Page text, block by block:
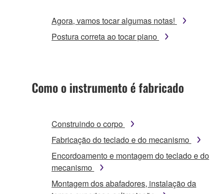
Agora, vamos tocar algumas notas!
Postura correta ao tocar piano
Como o instrumento é fabricado
Construindo o corpo
Fabricação do teclado e do mecanismo
Encordoamento e montagem do teclado e do
mecanismo
Montagem dos abafadores, instalação da